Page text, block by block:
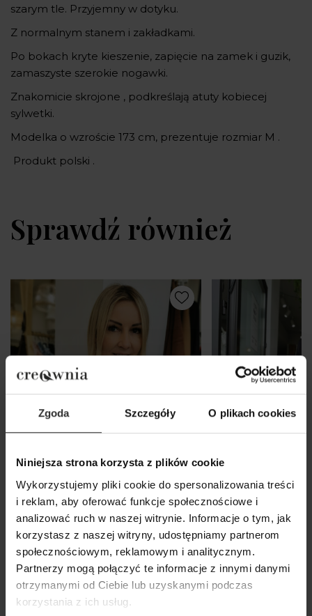
Zgoda Szczegóły O plikach cookies
Niniejsza strona korzysta z plików cookie
Wykorzystujemy pliki cookie do spersonalizowania treści
i reklam, aby oferować funkcje społecznościowe i
analizować ruch w naszej witrynie. Informacje o tym, jak
korzystasz z naszej witryny, udostępniamy partnerom
społecznościowym, reklamowym i analitycznym.
Partnerzy mogą połączyć te informacje z innymi danymi
otrzymanymi od Ciebie lub uzyskanymi podczas
korzystania z ich usług.
szarym tle. Przyjemny w dotyku.
Z normalnym stanem i zakładkami.
Po bokach kryte kieszenie, zapięcie na zamek i guzik,
zamaszyste szerokie nogawki.
Znakomicie skrojone , podkreślają atuty kobiecej
sylwetki.
Modelka o wzroście 173 cm, prezentuje rozmiar M .
Produkt polski .
Sprawdź również
Wiskozowa Bluzka w kolorze
ecru z dekoltem w łódkę Julia
Ecru
179,00 zł
Czarny Żakiet z
Black&Crown
629,00 zł